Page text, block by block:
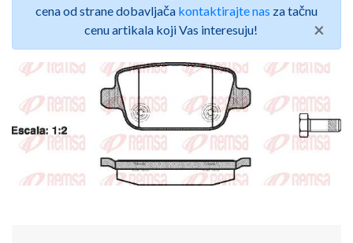
cena od strane dobavljača kontaktirajte nas za tačnu
cenu artikala koji Vas interesuju!
×